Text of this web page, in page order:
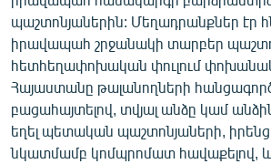
պաշտոնյաներին: Մեղադրանքներ էր
իրավապահ շրջանակի տարբեր
հետհեղափոխական փուլում
Հայաստանը թալանողների
բացահայտելով, տվյալ անձը կամ
եղել պետական պաշտոնյաների, իրենց
նկատմամբ կոմպրոմատ հավաքելով, և